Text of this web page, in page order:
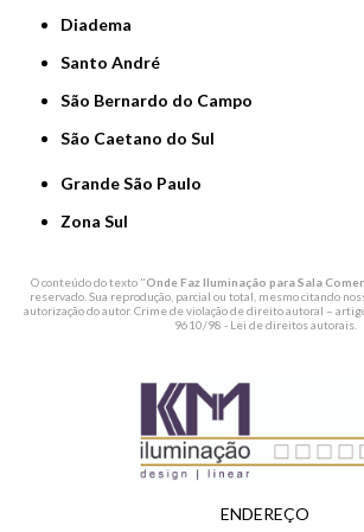
Diadema
Santo André
São Bernardo do Campo
São Caetano do Sul
Grande São Paulo
Zona Sul
O conteúdo do texto "Onde Faz Iluminação para Sala
reservado. Sua reprodução, parcial ou total, mesmo citando
autorização do autor. Crime de violação de direito autoral –
9610/98 - Lei de direitos autorais
ENDEREÇO